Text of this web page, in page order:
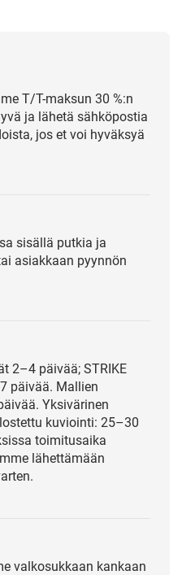
T/T-maksun 30 %:n
ja lähetä sähköpostia
jos et voi hyväksyä
sisällä putkia ja
asiakkaan pyynnön
2–4 päivää; STRIKE
päivää. Mallien
Yksivärinen
kuviointi: 25–30
toimitusaika
lähettämään
valkosukkaan kankaan